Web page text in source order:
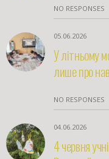
NO RESPONSES
05.06.2026
У літньому
лише про
NO RESPONSES
04.06.2026
4 червня